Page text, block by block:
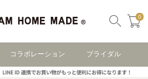
0
コラボレーション ブライダル